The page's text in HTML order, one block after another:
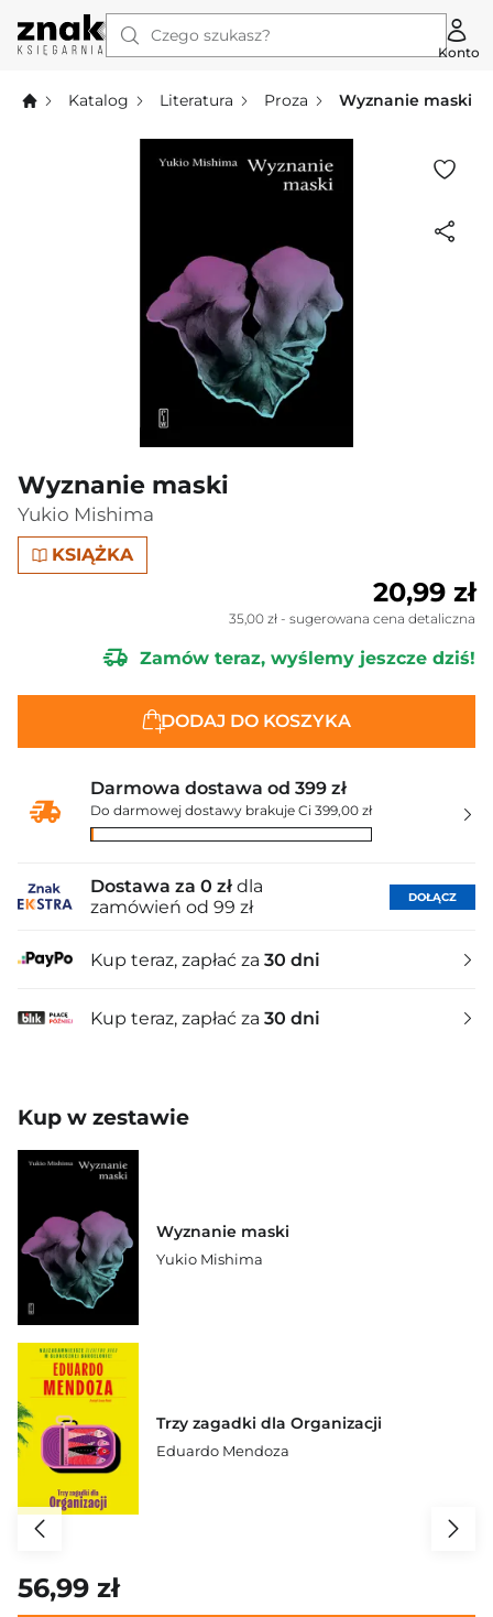
Czego szukasz?
Konto
Katalog Literatura Proza Wyznanie maski
Wyznanie maski
Yukio Mishima
KSIĄŻKA
20,99 zł
35,00 zł - sugerowana cena detaliczna
Zamów teraz, wyślemy jeszcze dziś!
DODAJ DO KOSZYKA
Darmowa dostawa od 399 zł
Do darmowej dostawy brakuje Ci 399,00 zł
Dostawa za 0 zł dla
zamówień od 99 zł
DOŁĄCZ
Kup teraz, zapłać za 30 dni
Kup teraz, zapłać za 30 dni
Kup w zestawie
Wyznanie maski
Yukio Mishima
Trzy zagadki dla Organizacji
Eduardo Mendoza
56,99 zł